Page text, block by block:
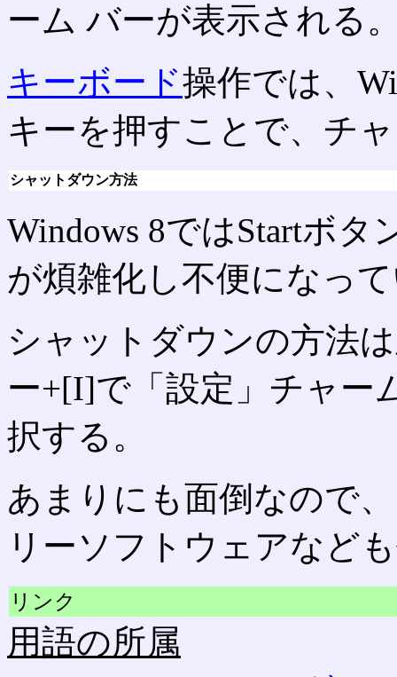
ーム バーが表示される
キーボード操作では、
キーを押すことで、チ
シャットダウン方法
Windows 8ではStartボ
が煩雑化し不便になっ
シャットダウンの方法
ー+[I]で「設定」チャー
択する。
あまりにも面倒なので
リーソフトウェアなど
リンク
用語の所属